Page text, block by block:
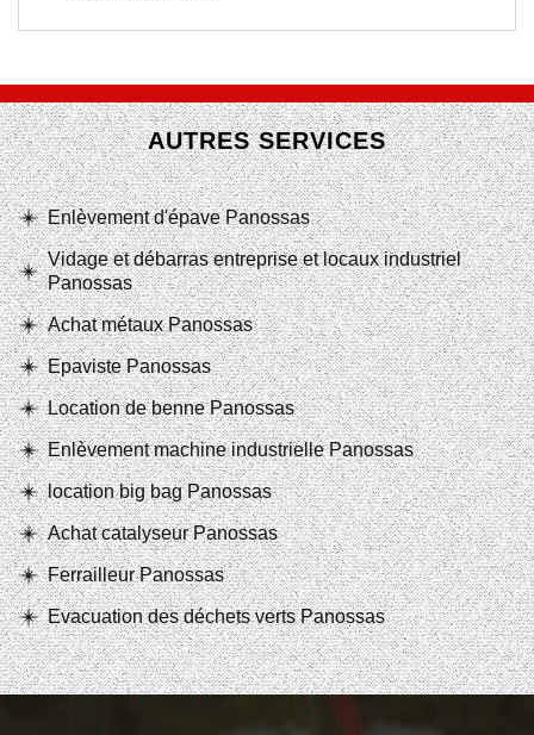
AUTRES SERVICES
Enlèvement d'épave Panossas
Vidage et débarras entreprise et locaux industriel
Panossas
Achat métaux Panossas
Epaviste Panossas
Location de benne Panossas
Enlèvement machine industrielle Panossas
location big bag Panossas
Achat catalyseur Panossas
Ferrailleur Panossas
Evacuation des déchets verts Panossas